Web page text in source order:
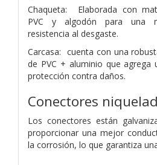
Chaqueta: Elaborada con
PVC y algodón para una
resistencia al desgaste.
Carcasa: cuenta con una
de PVC + aluminio que agrega
protección contra daños.
Conectores
Los conectores están
proporcionar una mejor
la corrosión, lo que garantiza